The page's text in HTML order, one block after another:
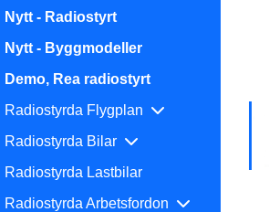
Nytt - Radiostyrt
Nytt - Byggmodeller
Demo, Rea radiostyrt
Radiostyrda Flygplan
Radiostyrda Bilar
Radiostyrda Lastbilar
Radiostyrda Arbetsfordon